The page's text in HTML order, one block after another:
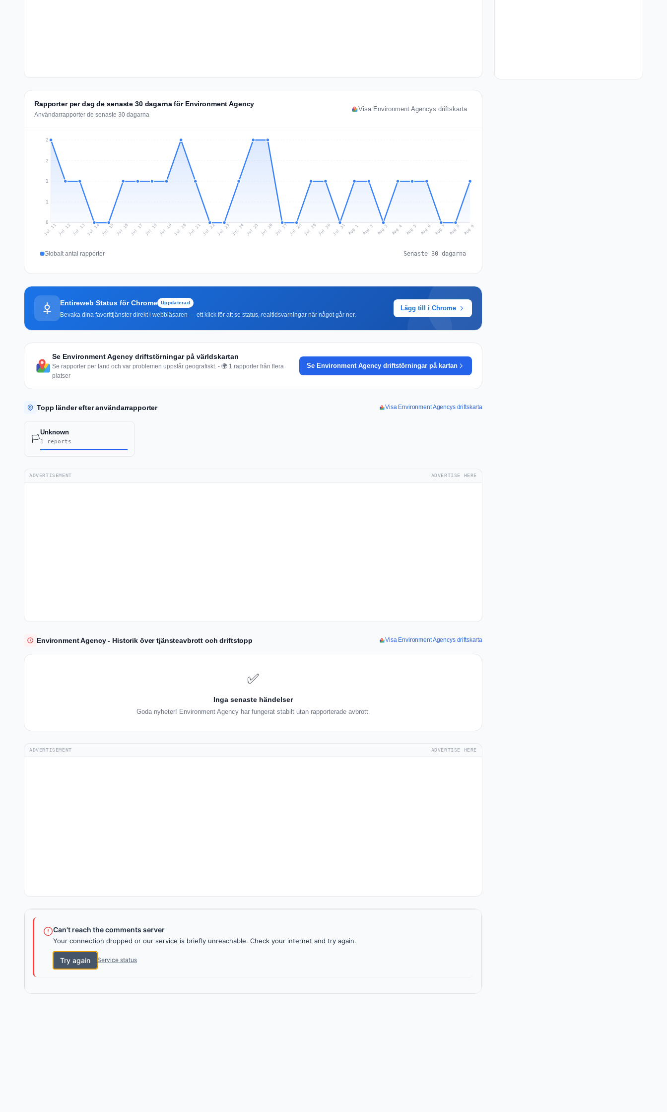
Rapporter per dag de senaste 30 dagarna för Environment Agency
Användarrapporter de senaste 30 dagarna
Visa Environment Agencys driftskarta
0
1
1
2
2
Jul 11Jul 12Jul 13 Jul 14Jul 15 Jul 16 Jul 17 Jul 18 Jul 19 Jul 20 Jul 21Jul 22Jul 23 Jul 24 Jul 25 Jul 26 Jul 27 Jul 28Jul 29 Jul 30 Jul 31 Aug 1 Aug 2 Aug 3 Aug 4 Aug 5 Aug 6 Aug 7 Aug 8 Aug 9
Globalt antal rapporter Senaste 30 dagarna
Entireweb Status för Chrome Uppdaterad
Bevaka dina favorittjänster direkt i webbläsaren — ett klick för att se status, realtidsvarningar när något går ner.
Lägg till i Chrome
Se Environment Agency driftstörningar på världskartan
Se rapporter per land och var problemen uppstår geografiskt. - 🌍 1 rapporter från flera
platser
Se Environment Agency driftstörningar på kartan
Topp länder efter användarrapporter Visa Environment Agencys driftskarta
🏳️
Unknown
1 reports
ADVERTISEMENT ADVERTISE HERE
Environment Agency - Historik över tjänsteavbrott och driftstopp Visa Environment Agencys driftskarta
✅
Inga senaste händelser
Goda nyheter! Environment Agency har fungerat stabilt utan rapporterade avbrott.
ADVERTISEMENT ADVERTISE HERE
Can't reach the comments server
Your connection dropped or our service is briefly unreachable. Check your internet and try again.
Try again Service status